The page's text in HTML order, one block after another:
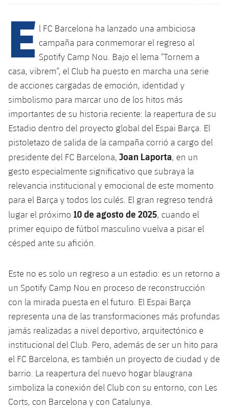
plusicon
más
Instalaciones
Spotify Camp Nou
Palau Blaugrana
Estadi Johan Cruyff
Barça Cafe
Ciutat Esportiva
La Masia
plusicon
más
Servicios Médicos
Accesibilidad
plusicon
más
Acreditaciones
SUB12
SUB11 A
SUB11 B
SUB10 A
SUB9 A
SUB9 B
SUB8 A
SUB11 C
Gameday Shows
Resultados
Clasificación
Jugadores
Fotos
Historia
Junior
Cadete A
Infantil A
Infantil B
Mini
PLUSICON
MÁS
Primer Equipo
Actualidad
Calendario
Entradas
Clasificaciones
Jugadores
Fotos
Palmarés
Barça Atlètic
Actualidad
Calendario
Resultados
Clasificaciones
Jugadores
Fotos
Base
Actualidad
Juvenil
Cadete A
Cadete B
Infantil A
PLUSICON
MÁS
Primer equipo
plusicon
más
Actualidad
Calendario
Entradas
Clasificaciones
Jugadors
Palmarés
Historia
Barça Atlètic
plusicon
más
Actualidad
Calendario
Jugadores
Clasificaciones
Base
plusicon
más
Actualidad
Juvenil
Cadete
Infantil
Alevín
Campus Verano
PLUSICON
MÁS
Primer equipo
plusicon
más
Actualidad
Calendario
Entradas
Resultados
plusicon
más
Actualidad
Calendario
Resultados
plusicon
más
Actualidad
Barça C
Campus Verano
E l FC Barcelona ha lanzado una ambiciosa
campaña para conmemorar el regreso al
Spotify Camp Nou. Bajo el lema “Tornem a
casa, vibrem”, el Club ha puesto en marcha una serie
de acciones cargadas de emoción, identidad y
simbolismo para marcar uno de los hitos más
importantes de su historia reciente: la reapertura de su
Estadio dentro del proyecto global del Espai Barça. El
pistoletazo de salida de la campaña corrió a cargo del
presidente del FC Barcelona, Joan Laporta, en un
gesto especialmente significativo que subraya la
relevancia institucional y emocional de este momento
para el Barça y todos los culés. El gran regreso tendrá
lugar el próximo 10 de agosto de 2025, cuando el
primer equipo de fútbol masculino vuelva a pisar el
césped ante su afición.
Este no es solo un regreso a un estadio: es un retorno a
un Spotify Camp Nou en proceso de reconstrucción
con la mirada puesta en el futuro. El Espai Barça
representa una de las transformaciones más profundas
jamás realizadas a nivel deportivo, arquitectónico e
institucional del Club. Pero, además de ser un hito para
el FC Barcelona, es también un proyecto de ciudad y de
barrio. La reapertura del nuevo hogar blaugrana
simboliza la conexión del Club con su entorno, con Les
Corts, con Barcelona y con Catalunya.